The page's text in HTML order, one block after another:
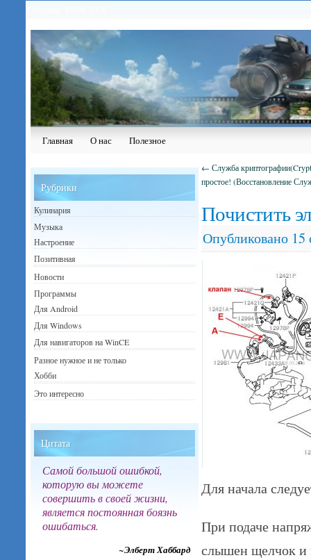
Главная О нас Полезное
← Служба
простое! (Восстановление
Почистить
Опубликовано 15
Для начала
При подаче
слышен щелчок и
Рубрики
Кулинария
Музыка
Настроение
Позитивная
Новости
Программы
Для Android
Для Windows
Для навигаторов на WinCE
Разное нужное и не только
Хобби
Это интересно
Цитата
Самой большой ошибкой,
которую вы можете
совершить в своей жизни,
является постоянная боязнь
ошибаться.
~Элберт Хаббард